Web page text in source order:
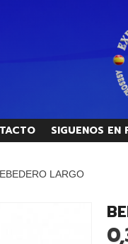
SIGUENOS EN
LARGO